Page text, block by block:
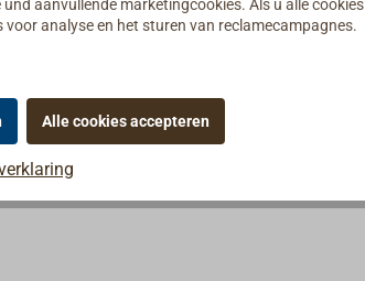
aanvullende marketingcookies. Als u alle cookies
voor analyse en het sturen van reclamecampagnes.
Alle cookies accepteren